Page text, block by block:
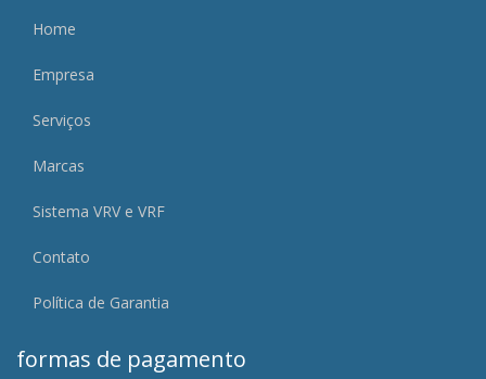
Home
Empresa
Serviços
Marcas
Sistema VRV e VRF
Contato
Política de Garantia
formas de pagamento